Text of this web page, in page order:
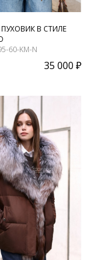
В СТИЛЕ
60-KM-N
35 000 ₽